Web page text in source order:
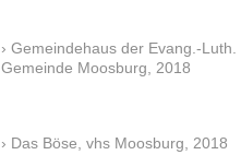
Gemeindehaus der Evang.-Luth.
Gemeinde Moosburg, 2018
Das Böse, vhs Moosburg, 2018